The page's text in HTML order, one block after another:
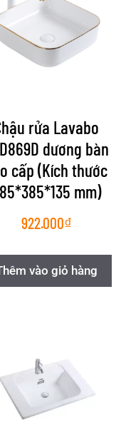
rửa Lavabo
dương bàn
cấp (Kích thước
mm)
922.000₫
vào giỏ hàng